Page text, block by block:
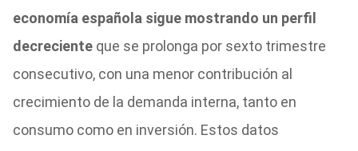
economía española sigue mostrando un perfil
decrecienteque se prolonga por sexto trimestre
consecutivo, con una menor contribución al
crecimiento de la demanda interna, tanto en
consumo como en inversión. Estos datos